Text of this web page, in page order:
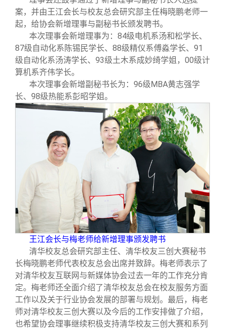
案，并由王江会长与校友总会研究部主任梅晓鹏老师一
起，给协会新增理事与副秘书长颁发聘书。
本次理事会新增理事为：84级电机系汤和松学长、
87级自动化系陈锡民学长、88级精仪系傅淼学长、91
级自动化系汤涛学长、93级土木系成妙绮学姐，00级计
算机系齐伟学长。
本次理事会新增副秘书长为：96级MBA黄志强学
长、98级热能系彭昭学姐。
王江会长与梅老师给新增理事颁发聘书
清华校友总会研究部主任、清华校友三创大赛秘书
长梅晓鹏老师代表校友总会出席并致辞。梅老师表示了
对清华校友互联网与新媒体协会过去一年的工作充分肯
定。梅老师还全面介绍了清华校友总会在校友服务方面
工作以及关于行业协会发展的部署与规划。最后，梅老
师对清华校友三创大赛以及今后的工作安排做了介绍，
也希望协会理事继续积极支持清华校友三创大赛和系列